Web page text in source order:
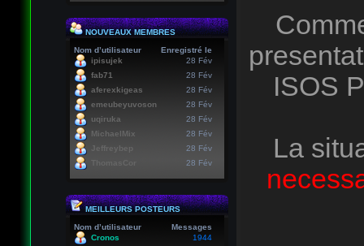
NOUVEAUX MEMBRES
Nom d’utilisateur
Enregistré le
ipisujek
28 Fév
fab71
28 Fév
aferexkigeas
28 Fév
emeubeyuvoson
28 Fév
uqiruka
28 Fév
MichaelMix
28 Fév
Jeffreybep
28 Fév
28 Fév
MEILLEURS POSTEURS
Nom d’utilisateur
Messages
Cronos
1944
ISOS
La